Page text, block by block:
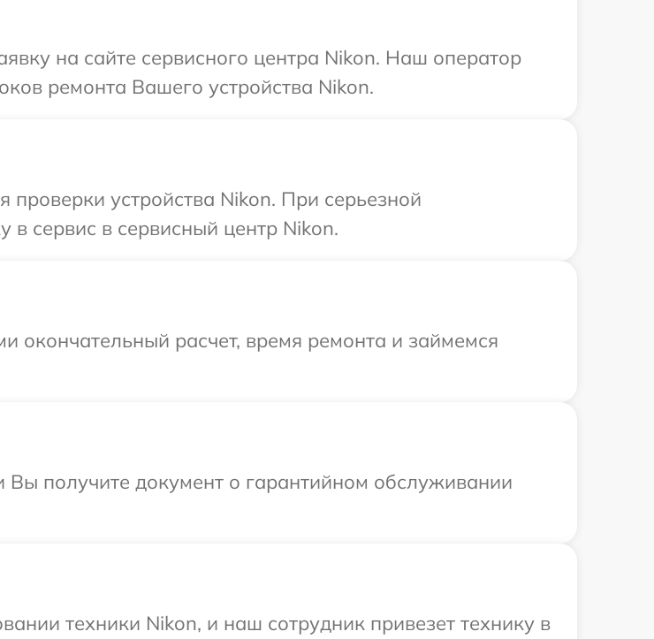
на сайте сервисного центра Nikon. Наш оператор
ремонта Вашего устройства Nikon.
устройства Nikon. При серьезной
в сервис в сервисный центр Nikon.
окончательный расчет, время ремонта и займемся
получите документ о гарантийном обслуживании
техники Nikon, и наш сотрудник привезет технику в